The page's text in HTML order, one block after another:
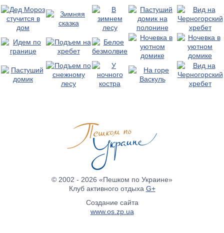
© 2002 - 2026 «Пешком по Украине»
Клуб активного отдыха G+
Создание сайта
www.os.zp.ua